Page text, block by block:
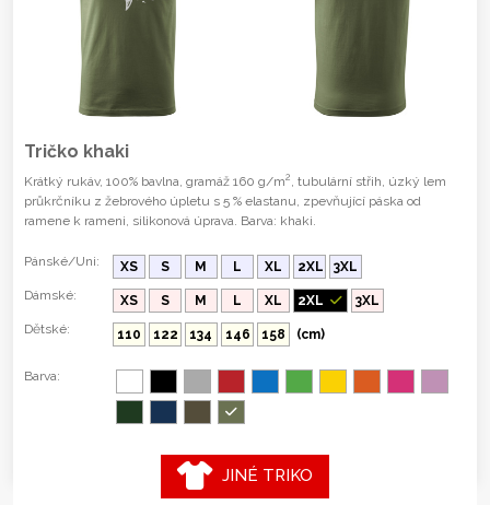
Tričko khaki
Krátký rukáv, 100% bavlna, gramáž 160 g/m2
, tubulární střih, úzký lem
průkrčníku z žebrového úpletu s 5 % elastanu, zpevňující páska od
ramene k rameni, silikonová úprava. Barva: khaki.
Pánské/Uni: XS S M L XL 2XL
3XL
Dámské:
XS S M L XL 2XL
3XL
Dětské:
110 122 134 146 158 (cm)
Barva:
JINÉ TRIKO